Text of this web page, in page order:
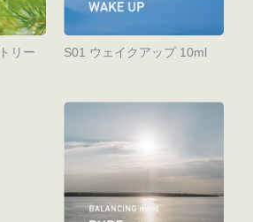
リー
S01 ウェイクアップ 10ml